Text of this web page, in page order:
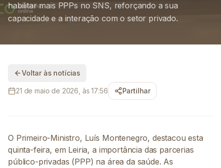
habilitar mais PPPs no SNS, reforçando a sua
capacidade e a interação com o setor privado.
Voltar às notícias
21 de maio de 2026, às 17:56 Partilhar
O Primeiro-Ministro, Luís Montenegro, destacou esta
quinta-feira, em Leiria, a importância das parcerias
público-privadas (PPP) na área da saúde. As